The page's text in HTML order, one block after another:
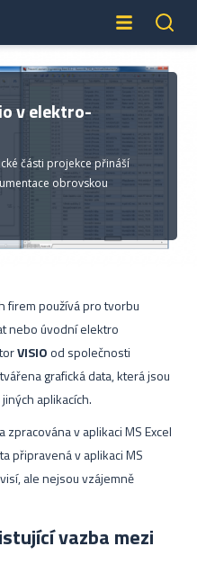
v elektro-
části projekce přináší
obrovskou
firem používá pro tvorbu
nebo úvodní elektro
VISIOod společnosti
grafická data, která jsou
aplikacích.
v aplikaci MS Excel
připravená v aplikaci MS
ale nejsou vzájemně
vazba mezi